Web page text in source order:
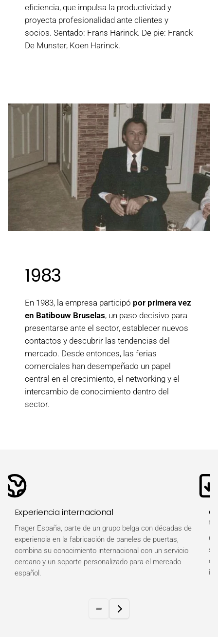
eficiencia, que impulsa la productividad y
proyecta profesionalidad ante clientes y
socios. Sentado: Frans Harinck. De pie: Franck
De Munster, Koen Harinck.
1983
En 1983, la empresa participó por primera vez
en Batibouw Bruselas, un paso decisivo para
presentarse ante el sector, establecer nuevos
contactos y descubrir las tendencias del
mercado. Desde entonces, las ferias
comerciales han desempeñado un papel
central en el crecimiento, el networking y el
intercambio de conocimiento dentro del
sector.
Experiencia internacional
Frager España, parte de un grupo belga con décadas de
experiencia en la fabricación de paneles de puertas,
combina su conocimiento internacional con un servicio
cercano y un soporte personalizado para el mercado
español.